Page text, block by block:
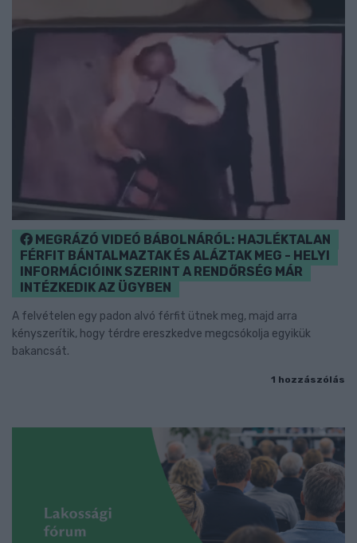
MEGRÁZÓ VIDEÓ BÁBOLNÁRÓL: HAJLÉKTALAN
FÉRFIT BÁNTALMAZTAK ÉS ALÁZTAK MEG - HELYI
INFORMÁCIÓINK SZERINT A RENDŐRSÉG MÁR
INTÉZKEDIK AZ ÜGYBEN
A felvételen egy padon alvó férfit ütnek meg, majd arra
kényszerítik, hogy térdre ereszkedve megcsókolja egyikük
bakancsát.
1 hozzászólás